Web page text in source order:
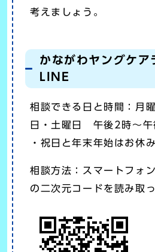
考えましょう。
かながわヤングケア
LINE
相談できる日と時間：月
日・土曜日 午後2時～午
・祝日と年末年始はお休
相談方法：スマートフォ
の二次元コードを読み取